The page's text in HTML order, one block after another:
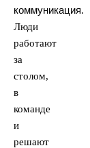
коммуникация.
Люди
работают
за
столом,
в
команде
и
решают